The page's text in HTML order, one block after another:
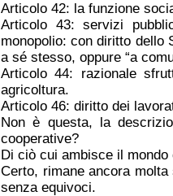
Articolo 42: la funzione
Articolo 43: servizi
monopolio: con diritto dello
a sé stesso, oppure “a
Articolo 44: razionale
agricoltura.
Articolo 46: diritto dei
Non è questa, la
cooperative?
Di ciò cui ambisce il mondo
Certo, rimane ancora
senza equivoci.